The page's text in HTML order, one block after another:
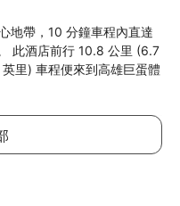
地帶，10 分鐘車程內直達
此酒店前行 10.8 公里 (6.7
里) 車程便來到高雄巨蛋體